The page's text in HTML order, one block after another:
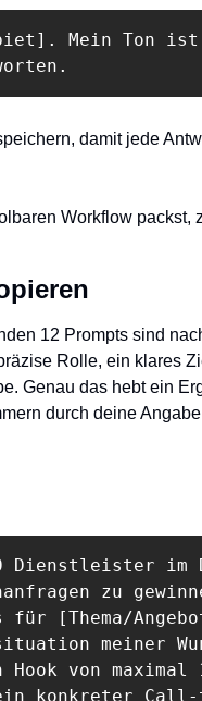
Mein Ton
damit jede
Workflow packst,
12 Prompts sind
Rolle, ein klares
Genau das hebt ein
durch deine
im
zu
für [Thema/
meiner
von maximal
konkreter